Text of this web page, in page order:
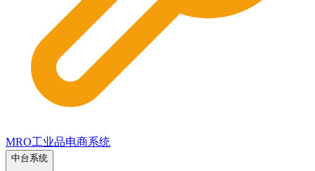
MRO工业品电商系统
中台系统